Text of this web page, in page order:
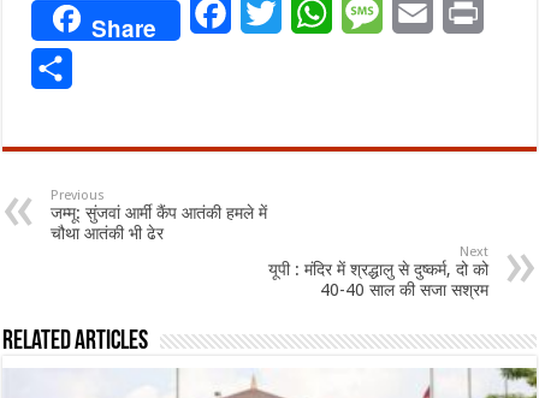
Share FacebookTwitterWhatsAppMessageEmail
Previous
जम्मू: सुंजवां आर्मी कैंप आतंकी हमले में
चौथा आतंकी भी ढेर
Next
यूपी : मंदिर में श्रद्धालु से दुष्कर्म, दो को
40-40 साल की सजा सश्रम
Related Articles